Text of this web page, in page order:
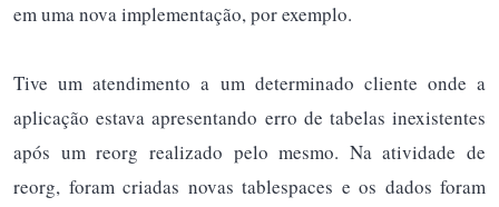
em uma nova implementação, por exemplo.
Tive um atendimento a um determinado cliente onde a
aplicação estava apresentando erro de tabelas inexistentes
após um reorg realizado pelo mesmo. Na atividade de
reorg, foram criadas novas tablespaces e os dados foram